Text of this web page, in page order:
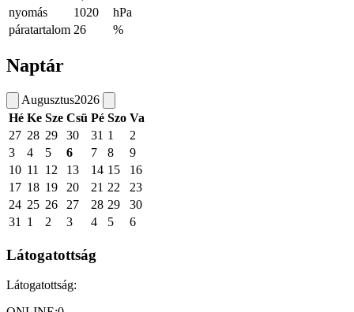
nyomás
1020
hPa
páratartalom 26 %
Naptár
Augusztus2026
Hé Ke Sze Csü Pé Szo Va
27 28 29 30 31 1
2
3
4 5 6 7 8
9
10 11 12 13 14 15
16
17 18 19 20 21 22
23
24 25 26 27 28 29
30
31
1 2 3 4 5 6
Látogatottság
Látogatottság: